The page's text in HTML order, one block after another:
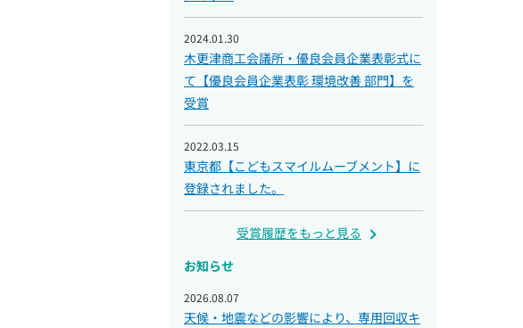
2024.01.30
木更津商工会議所・優良会員企業表彰式に
て【優良会員企業表彰 環境改善 部門】を
受賞
2022.03.15
東京都【こどもスマイルムーブメント】に
登録されました。
受賞履歴をもっと見る
お知らせ
2026.08.07
天候・地震などの影響により、専用回収キ